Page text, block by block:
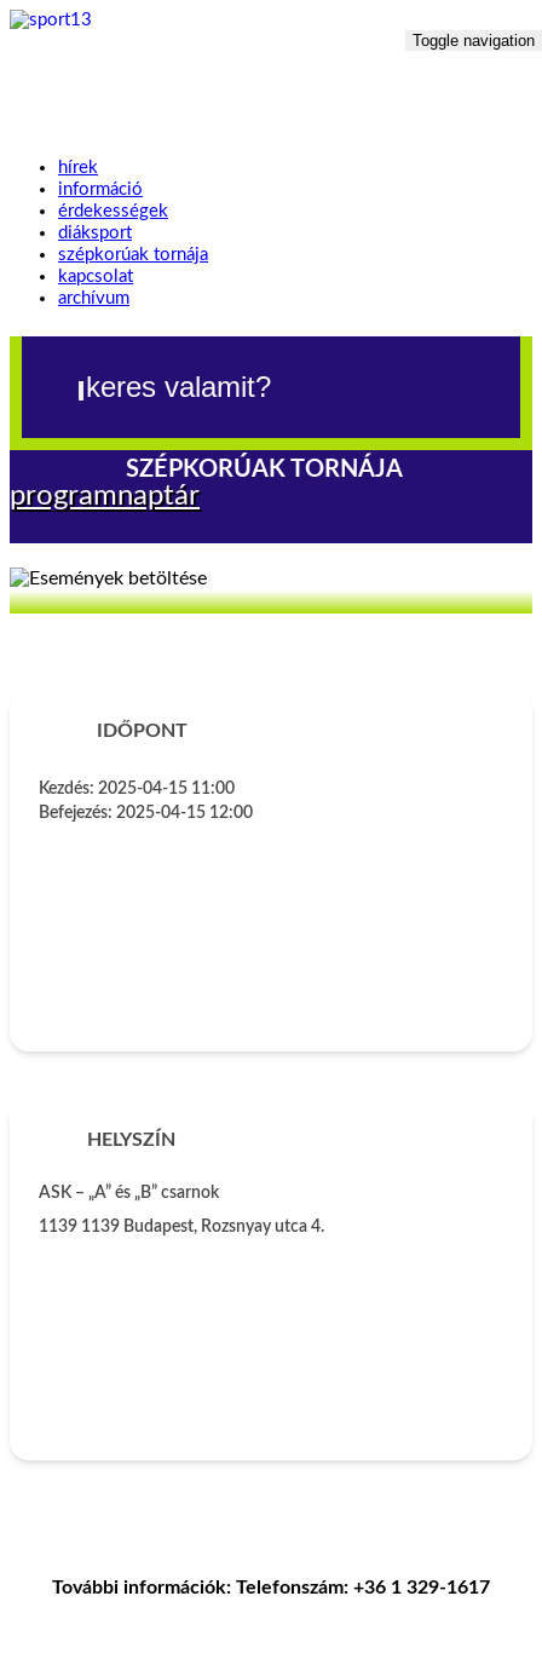
Toggle navigation
hírek
információ
érdekességek
diáksport
szépkorúak tornája
kapcsolat
archívum
programnaptár
SZÉPKORÚAK TORNÁJA
IDŐPONT
Kezdés: 2025-04-15 11:00
Befejezés: 2025-04-15 12:00
HELYSZÍN
ASK – „A” és „B” csarnok
1139 1139 Budapest, Rozsnyay utca 4.
További információk: Telefonszám: +36 1 329-1617